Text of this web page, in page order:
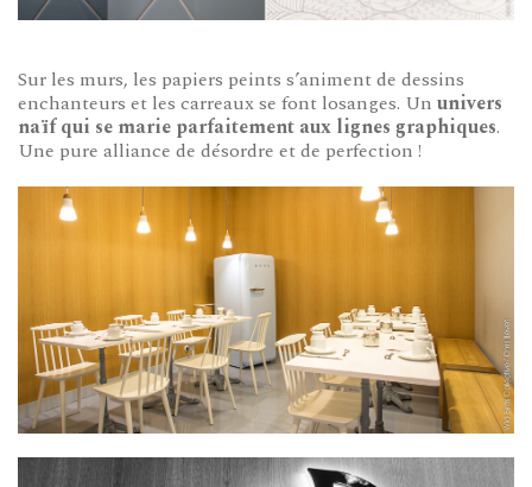
Sur les murs, les papiers peints s’animent de dessins
enchanteurs et les carreaux se font losanges. Un univers
naïf qui se marie parfaitement aux lignes graphiques.
Une pure alliance de désordre et de perfection !